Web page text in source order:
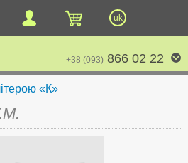
uk
+38 (093) 866 02 22
«К»